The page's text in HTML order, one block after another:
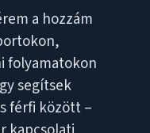
a hozzám
folyamatokon
segítsek
férfi között –